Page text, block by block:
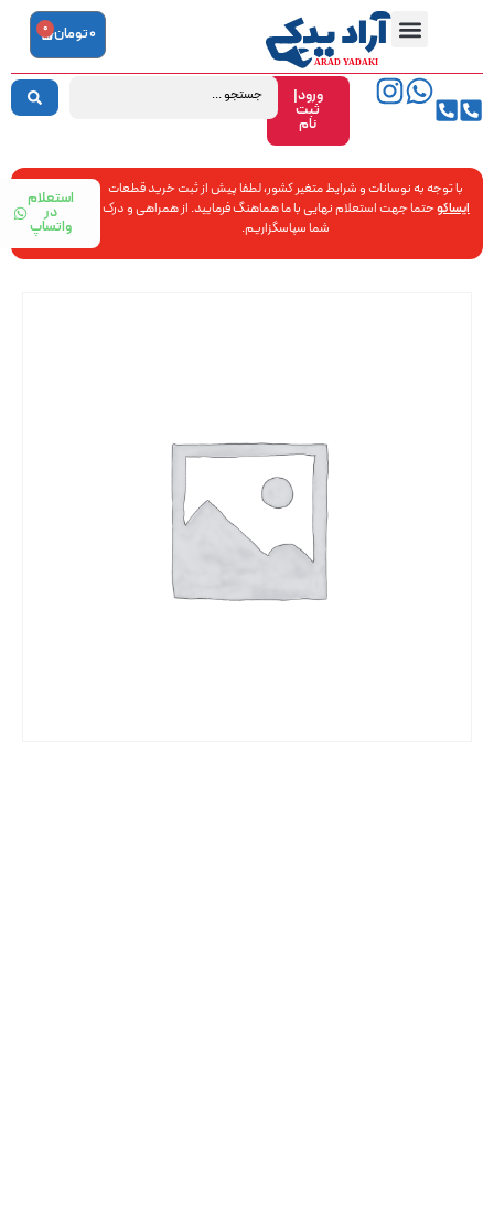
ورود|
ثبت
نام
0تومان 0
با توجه به نوسانات و شرایط متغیر کشور، لطفا پیش از ثبت خرید قطعات
ایساکوحتما جهت استعلام نهایی با ما هماهنگ فرمایید. از همراهی و درک
شما سپاسگزاریم.
استعلام
در
واتساپ